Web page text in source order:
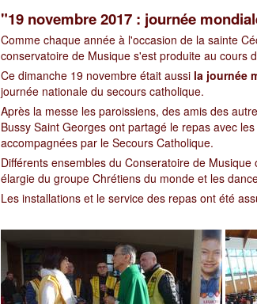
"19 novembre 2017 : journée
Comme chaque année à l'occasion de la sainte
conservatoire de Musique s'est produite au cours
Ce dimanche 19 novembre était aussi la journée
journée nationale du secours catholique.
Après la messe les paroissiens, des amis des
Bussy Saint Georges ont partagé le repas avec
accompagnées par le Secours Catholique.
Différents ensembles du Conseratoire de
élargie du groupe Chrétiens du monde et les
Les installations et le service des repas ont été